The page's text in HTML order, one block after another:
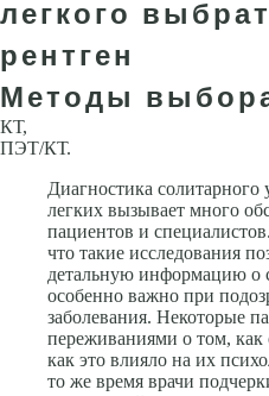
легкого
рентген
Методы
КТ,
ПЭТ/КТ.
Диагностика
легких вызывает много
пациентов и
что такие исследования
детальную информацию о
особенно важно при
заболевания. Некоторые
переживаниями о том, как
как это влияло на их
то же время врачи